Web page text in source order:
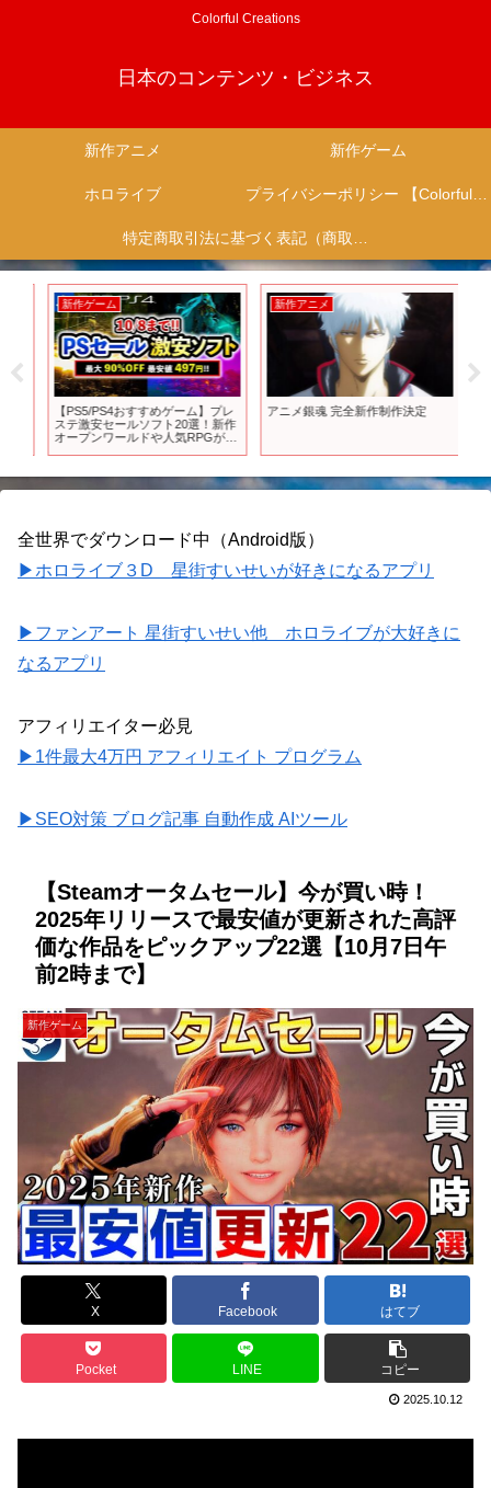
Colorful Creations
日本のコンテンツ・ビジネス
新作アニメ 新作ゲーム
ホロライブ プライバシーポリシー 【Colorful Creation】
特定商取引法に基づく表記（商取引に関する開示）
新作ゲーム
【PS5/PS4おすすめゲーム】プレ
ステ激安セールソフト20選！新作
オープンワールドや人気RPGが最
新作アニメ
アニメ銀魂 完全新作制作決定
全世界でダウンロード中（Android版）
▶ホロライブ３D 星街すいせいが好きになるアプリ
▶ファンアート 星街すいせい他 ホロライブが大好きに
なるアプリ
アフィリエイター必見
▶1件最大4万円 アフィリエイト プログラム
▶SEO対策 ブログ記事 自動作成 AIツール
【Steamオータムセール】今が買い時！
2025年リリースで最安値が更新された高評
価な作品をピックアップ22選【10月7日午
前2時まで】
新作ゲーム
X Facebook はてブ
Pocket LINE コピー
2025.10.12